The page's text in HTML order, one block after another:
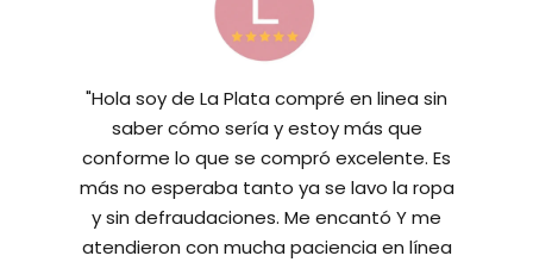
"Hola soy de La Plata compré en linea sin
saber cómo sería y estoy más que
conforme lo que se compró excelente. Es
más no esperaba tanto ya se lavo la ropa
y sin defraudaciones. Me encantó Y me
atendieron con mucha paciencia en línea